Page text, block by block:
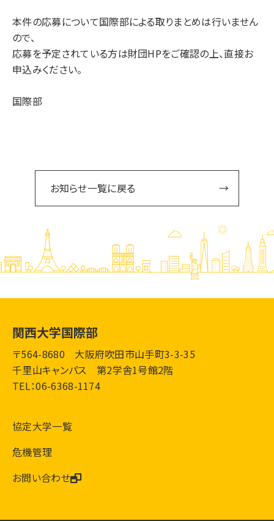
本件の応募について国際部による取りまとめは行いません
ので、
応募を予定されている方は財団HPをご確認の上、直接お
申込みください。
国際部
お知らせ一覧に戻る
関西大学国際部
〒564-8680 大阪府吹田市山手町3-3-35
千里山キャンパス 第2学舎1号館2階
TEL：06-6368-1174
協定大学一覧
危機管理
お問い合わせ